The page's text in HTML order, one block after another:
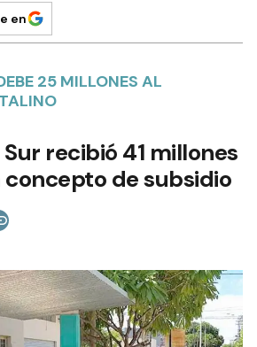
en
25 MILLONES AL
recibió 41 millones
concepto de subsidio